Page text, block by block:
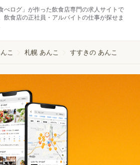
食べログ」が作った飲食店専門の求人サイトで
飲食店の正社員・アルバイトの仕事が探せま
こ 札幌 あんこ すすきの あんこ